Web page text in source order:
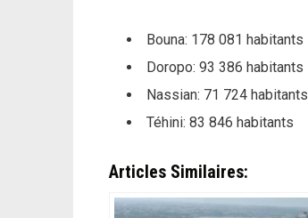
Bouna: 178 081 habitants
Doropo: 93 386 habitants
Nassian: 71 724 habitants
Téhini: 83 846 habitants
Articles Similaires: